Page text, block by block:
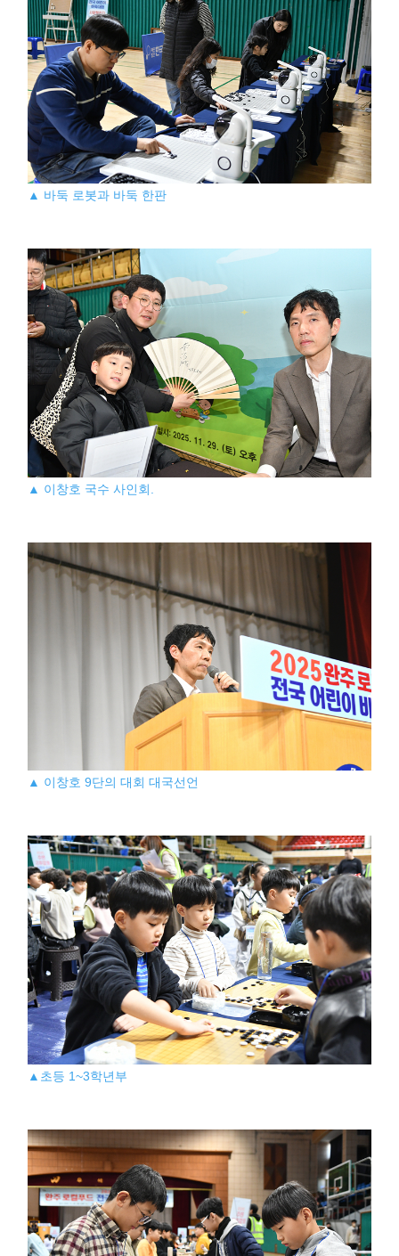
▲ 바둑 로봇과 바둑 한판
▲ 이창호 국수 사인회.
▲ 이창호 9단의 대회 대국선언
▲초등 1~3학년부